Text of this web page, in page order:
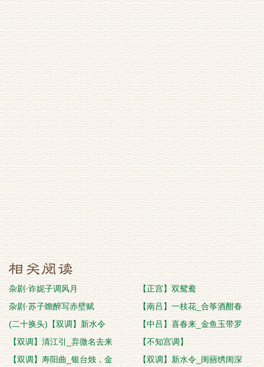
杂剧·诈妮子调风月
【正宫】双鸳鸯
杂剧·苏子瞻醉写赤壁赋
【南吕】一枝花_合筝酒酣春
(二十换头)【双调】新水令
【中吕】喜春来_金鱼玉带罗
【双调】清江引_弃微名去来
【不知宫调】
【双调】寿阳曲_银台烛，金
【双调】新水令_闺丽绣闺深